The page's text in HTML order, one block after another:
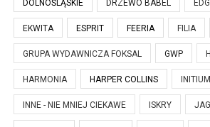
DOLNOŚLĄSKIE DRZEWO BABEL
EKWITA ESPRIT FEERIA FILIA
GRUPA WYDAWNICZA FOKSAL GWP
HARMONIA HARPER COLLINS INITIUM
INNE - NIE MNIEJ CIEKAWE ISKRY